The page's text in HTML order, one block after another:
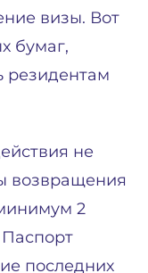
визы. Вот
бумаг,
резидентам
не
возвращения
2
последних